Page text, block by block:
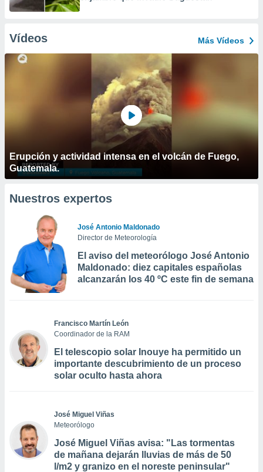
Vídeos Más Vídeos
Erupción y actividad intensa en el volcán de Fuego,
Guatemala.
Nuestros expertos
José Antonio Maldonado
Director de Meteorología
El aviso del meteorólogo José Antonio
Maldonado: diez capitales españolas
alcanzarán los 40 ºC este fin de semana
Francisco Martín León
Coordinador de la RAM
El telescopio solar Inouye ha permitido un
importante descubrimiento de un proceso
solar oculto hasta ahora
José Miguel Viñas
Meteorólogo
José Miguel Viñas avisa: "Las tormentas
de mañana dejarán lluvias de más de 50
l/m2 y granizo en el noreste peninsular"